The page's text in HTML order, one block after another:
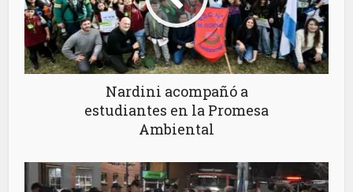
Nardini acompañó a
estudiantes en la Promesa
Ambiental